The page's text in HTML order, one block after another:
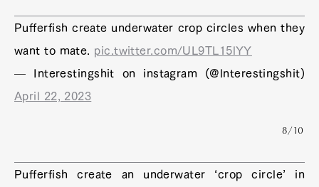
Pufferfish create underwater crop circles when they
want to mate. pic.twitter.com/UL9TL15lYY
— Interestingshit on instagram (@lnterestingshit)
April 22, 2023
8/10
Pufferfish create an underwater ‘crop circle’ in